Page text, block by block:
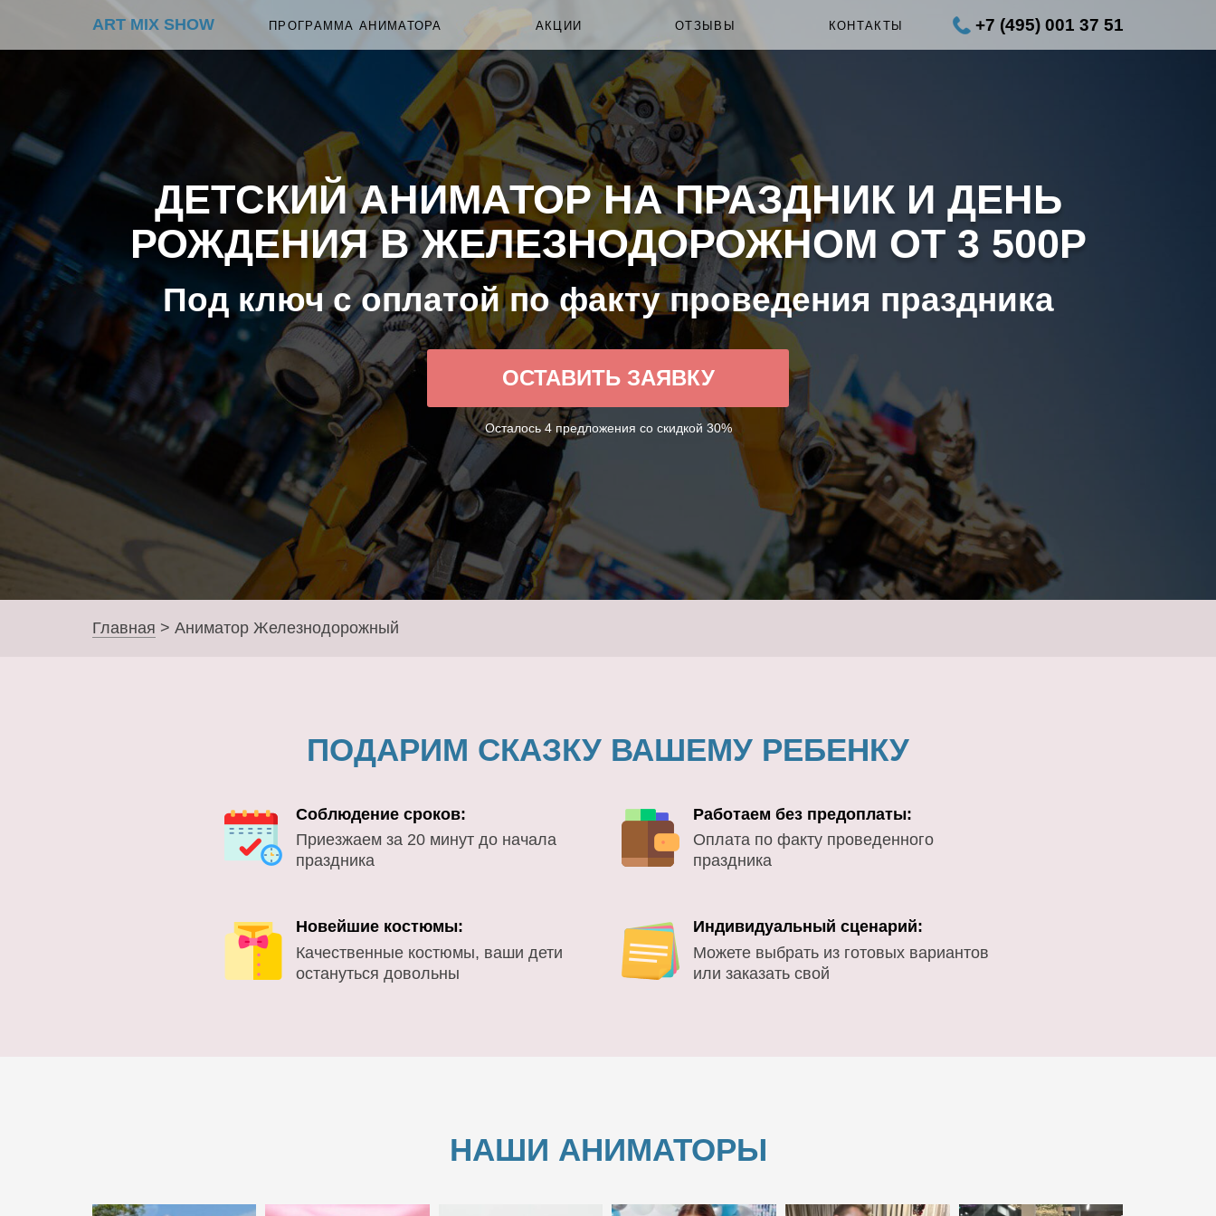
ART MIX SHOW ПРОГРАММА АНИМАТОРА АКЦИИ ОТЗЫВЫ КОНТАКТЫ +7 (495) 001 37 51
ДЕТСКИЙ АНИМАТОР НА ПРАЗДНИК И ДЕНЬ
РОЖДЕНИЯ В ЖЕЛЕЗНОДОРОЖНОМ ОТ 3 500Р
Под ключ с оплатой по факту проведения праздника
ОСТАВИТЬ ЗАЯВКУ
Осталось 4 предложения со скидкой 30%
Главная > Аниматор Железнодорожный
ПОДАРИМ СКАЗКУ ВАШЕМУ РЕБЕНКУ
Соблюдение сроков:
Приезжаем за 20 минут до начала
праздника
Работаем без предоплаты:
Оплата по факту проведенного
праздника
Новейшие костюмы:
Качественные костюмы, ваши дети
остануться довольны
Индивидуальный сценарий:
Можете выбрать из готовых вариантов
или заказать свой
НАШИ АНИМАТОРЫ